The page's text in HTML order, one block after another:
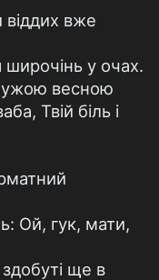
вже
у очах.
весною
Твій біль і
Ой, гук, мати,
ще в